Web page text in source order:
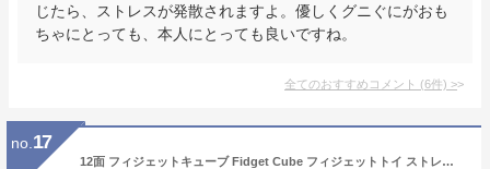
じたら、ストレスが発散されますよ。優しくグニぐにがおも
ちゃにとっても、本人にとっても良いですね。
全てのおすすめコメント (6件) >
no. 17
12面 フィジェットキューブ Fidget Cube フィジェットトイ ストレス解消キューブ 無限キューブ (グリーン)[定形外郵便、送料無料、代引不可]